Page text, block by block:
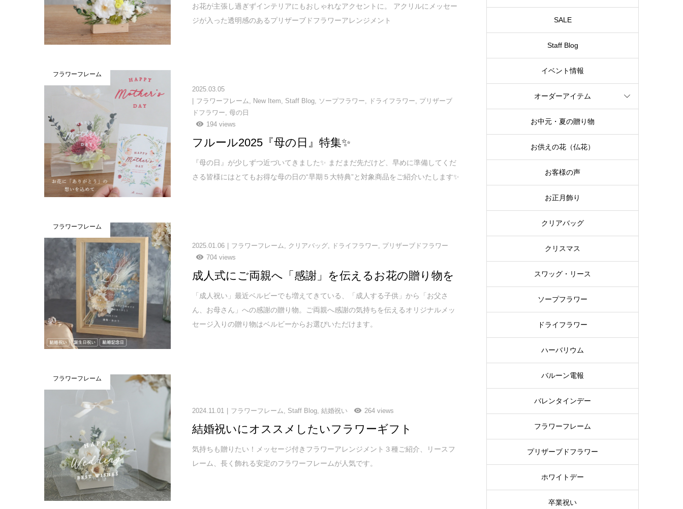
お花が主張し過ぎずインテリアにもおしゃれなアクセントに。 アクリルにメッセー
ジが入った透明感のあるプリザーブドフラワーアレンジメント
フラワーフレーム
2025.03.05
フラワーフレーム
New Item Staff Blog ソープフラワー ドライフラワー
プリザーブ
ドフラワー ,母の日
194 views
フルール2025『母の日』特集✨
『母の日』が少しずつ近づいてきました✨ まだまだ先だけど、早めに準備してくだ
さる皆様にはとてもお得な母の日の“早期５大特典”と対象商品をご紹介いたします✨
フラワーフレーム
2025.01.06 フラワーフレーム, クリアバッグ, ドライフラワー, プリザーブドフラワー
704 views
成人式にご両親へ「感謝」を伝えるお花の贈り物を
「成人祝い」最近ベルビーでも増えてきている、「成人する子供」から「お父さ
ん、お母さん」への感謝の贈り物。ご両親へ感謝の気持ちを伝えるオリジナルメッ
セージ入りの贈り物はベルビーからお選びいただけます。
フラワーフレーム
2024.11.01 フラワーフレーム, Staff Blog,結婚祝い 264 views
結婚祝いにオススメしたいフラワーギフト
気持ちも贈りたい！メッセージ付きフラワーアレンジメント３種ご紹介、リースフ
レーム、長く飾れる安定のフラワーフレームが人気です。
SALE
Staff Blog
イベント情報
オーダーアイテム
お中元・夏の贈り物
お供えの花（仏花）
お客様の声
お正月飾り
クリアバッグ
クリスマス
スワッグ・リース
ソープフラワー
ドライフラワー
ハーバリウム
バルーン電報
バレンタインデー
フラワーフレーム
プリザーブドフラワー
ホワイトデー
卒業祝い